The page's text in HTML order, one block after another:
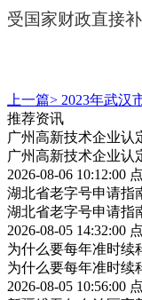
受国家财政直接
上一篇> 2023年武汉
推荐资讯
广州高新技术企业
广州高新技术企业
2026-08-06 10:12:00
湖北省老字号申请
湖北省老字号申请
2026-08-05 14:32:00
为什么要每年准时续
为什么要每年准时续
2026-08-05 10:56:00